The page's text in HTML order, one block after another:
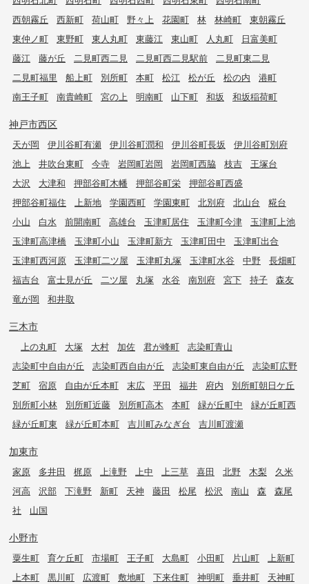
西朝霧丘
西新町 荷山町 野々上 花園町 林 林崎町
東朝霧丘
東仲ノ町
東野町 東人丸町 東藤江 東山町 人丸町
日富美町
藤江
藤が丘 二見町西二見 二見町西二見駅前
二見町東二見
二見町福里
船上町 別所町 本町 松江 松が丘 松の内
港町
南王子町
南貴崎町 宮の上 明南町 山下町 和坂 和坂稲荷町
神戸市西区
天が岡 伊川谷町有瀬 伊川谷町潤和 伊川谷町長坂
伊川谷町別府
池上
井吹台東町 今寺 岩岡町岩岡 岩岡町西脇 枝吉
王塚台
大沢
大津和 押部谷町木幡 押部谷町栄
押部谷町西盛
押部谷町福住
上新地 学園西町 学園東町 北別府 北山台
糀台
小山
白水 前開南町 高雄台 玉津町居住 玉津町今津
玉津町上池
玉津町高津橋
玉津町小山 玉津町新方 玉津町田中
玉津町出合
玉津町西河原
玉津町二ツ屋 玉津町丸塚 玉津町水谷 中野
長畑町
福吉台
富士見が丘 二ツ屋 丸塚 水谷 南別府 宮下 持子
森友
竜が岡
和井取
三木市
上の丸町 大塚 大村 加佐 君が峰町
志染町青山
志染町中自由が丘
志染町西自由が丘 志染町東自由が丘
志染町広野
芝町
宿原 自由が丘本町 末広 平田 福井 府内
別所町朝日ケ丘
別所町小林
別所町近藤 別所町高木 本町 緑が丘町中
緑が丘町西
緑が丘町東
緑が丘町本町 吉川町みなぎ台 吉川町渡瀬
加東市
家原 多井田 梶原 上滝野 上中 上三草 喜田 北野 木梨
久米
河高
沢部 下滝野 新町 天神 藤田 松尾 松沢 南山 森
森尾
社
山国
小野市
粟生町 育ケ丘町 市場町 王子町 大島町 小田町 片山町
上新町
上本町
黒川町 広渡町 敷地町 下来住町 神明町 垂井町
天神町